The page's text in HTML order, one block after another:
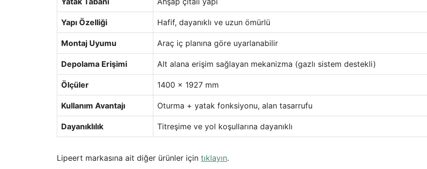
Yapı Özelliği Hafif, dayanıklı ve uzun ömürlü
Montaj Uyumu Araç iç planına göre uyarlanabilir
Depolama Erişimi Alt alana erişim sağlayan mekanizma (gazlı sistem destekli)
Ölçüler 1400 x 1927 mm
Kullanım Avantajı Oturma + yatak fonksiyonu, alan tasarrufu
Dayanıklılık Titreşime ve yol koşullarına dayanıklı
Lipeert markasına ait diğer ürünler için tıklayın.